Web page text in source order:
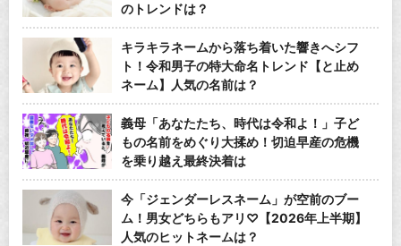
のトレンドは？
キラキラネームから落ち着いた響きへシフ
ト！令和男子の特大命名トレンド【と止め
ネーム】人気の名前は？
義母「あなたたち、時代は令和よ！」子ど
もの名前をめぐり大揉め！切迫早産の危機
を乗り越え最終決着は
今「ジェンダーレスネーム」が空前のブー
ム！男女どちらもアリ♡【2026年上半期】
人気のヒットネームは？